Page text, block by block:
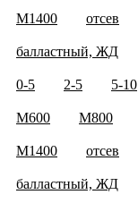
М1400 отсев
балластный, ЖД
0-5 2-5 5-10
М600 М800
М1400 отсев
балластный, ЖД